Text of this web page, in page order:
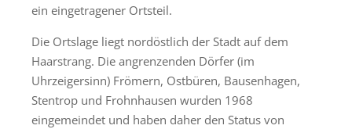
ein eingetragener Ortsteil.
Die Ortslage liegt nordöstlich der Stadt auf dem
Haarstrang. Die angrenzenden Dörfer (im
Uhrzeigersinn) Frömern, Ostbüren, Bausenhagen,
Stentrop und Frohnhausen wurden 1968
eingemeindet und haben daher den Status von